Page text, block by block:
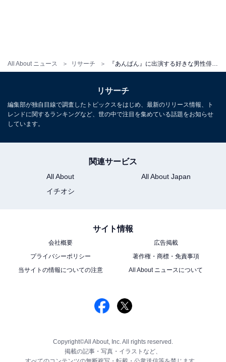
All About ニュース リサーチ
リサーチ
編集部が独自目線で調査したトピックスをはじめ、最新のリリース情報、ト
レンドに関するランキングなど、世の中で注目を集めている話題をお知らせ
しています。
関連サービス
All About
All About Japan
イチオシ
サイト情報
会社概要
広告掲載
プライバシーポリシー
著作権・商標・免責事項
当サイトの情報についての注意
All About ニュースについて
Copyright©All About, Inc. All rights reserved.
掲載の記事・写真・イラストなど、